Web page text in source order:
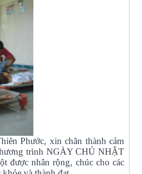
Phước, xin chân thành cảm
trình NGÀY CHỦ NHẬT
được nhân rộng, chúc cho các